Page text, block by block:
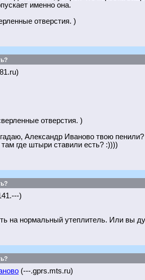
именно она.
отверстия. )
отверстия. )
Александр Иваново твою
где штыри ставили есть? :))))
)
на нормальный утеплитель. Или вы
(---.gprs.mts.ru)